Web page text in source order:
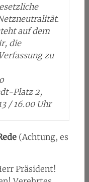
auf dem
die
zu
Platz 2,
/ 16.00 Uhr
(Achtung, es
Präsident!